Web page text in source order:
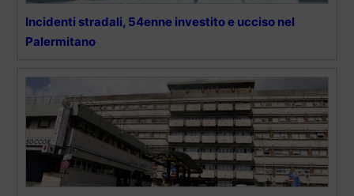
Incidenti stradali, 54enne investito e ucciso nel
Palermitano